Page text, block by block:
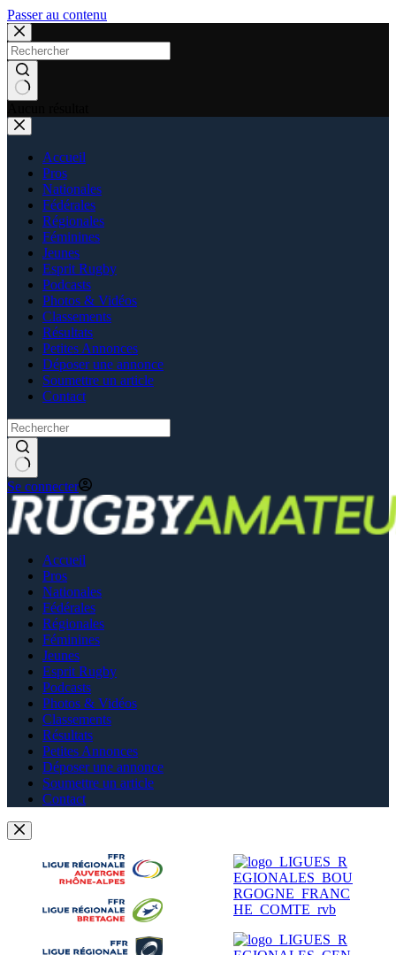
Passer au contenu
Accueil
Pros
Nationales
Fédérales
Régionales
Féminines
Jeunes
Esprit Rugby
Podcasts
Photos & Vidéos
Classements
Résultats
Petites Annonces
Déposer une annonce
Soumettre un article
Contact
Se connecter
Accueil
Pros
Nationales
Fédérales
Régionales
Féminines
Jeunes
Esprit Rugby
Podcasts
Photos & Vidéos
Classements
Résultats
Petites Annonces
Déposer une annonce
Soumettre un article
Contact